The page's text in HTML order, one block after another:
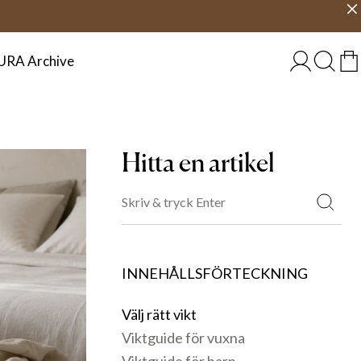
SVERIGE
Archive
Hitta en artikel
INNEHÅLLSFÖRTECKNING
Välj rätt vikt
Viktguide för vuxna